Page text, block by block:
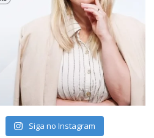
Siga no Instagram